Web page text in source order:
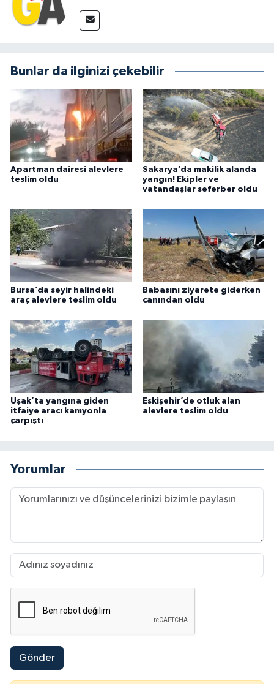
Bunlar da ilginizi çekebilir
Apartman dairesi alevlere
teslim oldu
Sakarya’da makilik alanda
yangın! Ekipler ve
vatandaşlar seferber oldu
Bursa’da seyir halindeki
araç alevlere teslim oldu
Babasını ziyarete giderken
canından oldu
Uşak’ta yangına giden
itfaiye aracı kamyonla
çarpıştı
Eskişehir’de otluk alan
alevlere teslim oldu
Yorumlar
Gönder